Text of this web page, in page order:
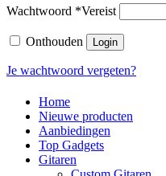
Wachtwoord *Vereist
Onthouden Login
Je wachtwoord vergeten?
Home
Nieuwe producten
Aanbiedingen
Top Gadgets
Gitaren